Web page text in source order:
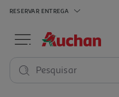
RESERVAR ENTREGA
Pesquisar